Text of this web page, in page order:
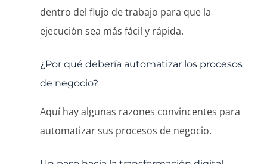
dentro del flujo de trabajo para que la
ejecución sea más fácil y rápida.
¿Por qué debería automatizar los procesos
de negocio?
Aquí hay algunas razones convincentes para
automatizar sus procesos de negocio.